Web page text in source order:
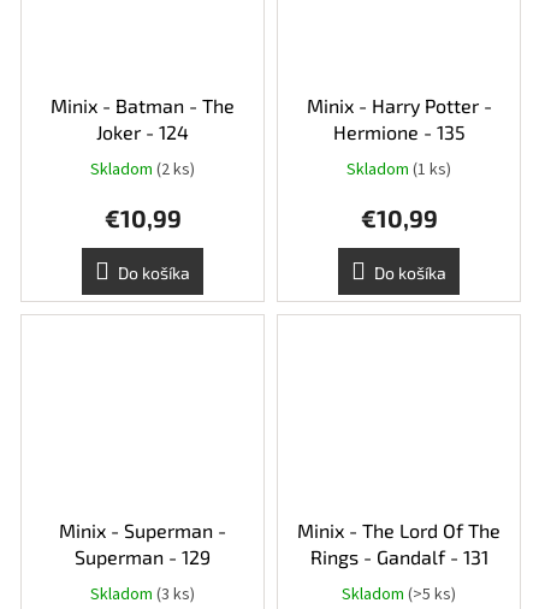
Minix - Batman - The
Joker - 124
Skladom (2 ks)
€10,99
Do košíka
Minix - Harry Potter -
Hermione - 135
Skladom (1 ks)
€10,99
Do košíka
Minix - Superman -
Superman - 129
Skladom (3 ks)
Minix - The Lord Of The
Rings - Gandalf - 131
Skladom (>5 ks)